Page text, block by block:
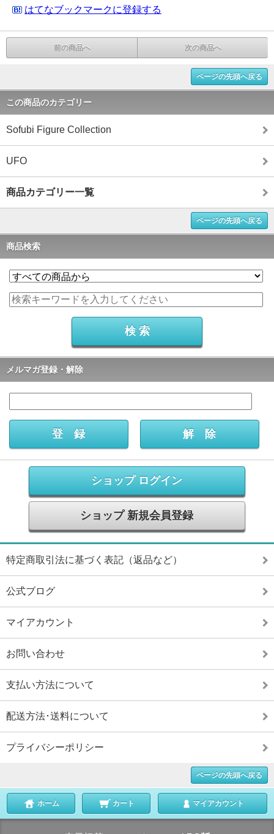
はてなブックマークに登録する
前の商品へ 次の商品へ
ページの先頭へ戻る
この商品のカテゴリー
Sofubi Figure Collection
UFO
商品カテゴリー一覧
ページの先頭へ戻る
商品検索
メルマガ登録・解除
ショップ ログイン
ショップ 新規会員登録
特定商取引法に基づく表記（返品など）
公式ブログ
マイアカウント
お問い合わせ
支払い方法について
配送方法･送料について
プライバシーポリシー
ページの先頭へ戻る
ホーム カート マイアカウント